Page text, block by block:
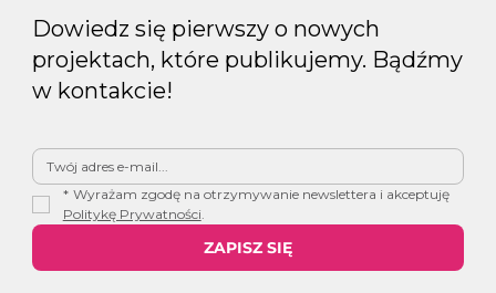
Dowiedz się pierwszy o nowych
projektach, które publikujemy. Bądźmy
w kontakcie!
*
Wyrażam zgodę na otrzymywanie newslettera i akceptuję
Politykę Prywatności.
ZAPISZ SIĘ